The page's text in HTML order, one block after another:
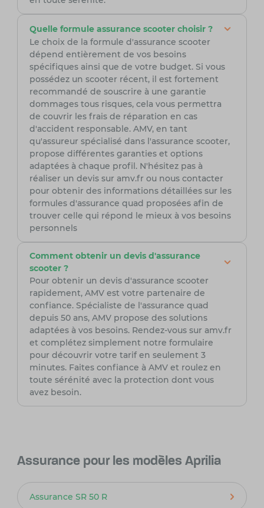
Quelle formule assurance scooter choisir ?
Le choix de la formule d'assurance scooter
dépend entièrement de vos besoins
spécifiques ainsi que de votre budget. Si vous
possédez un scooter récent, il est fortement
recommandé de souscrire à une garantie
dommages tous risques, cela vous permettra
de couvrir les frais de réparation en cas
d'accident responsable. AMV, en tant
qu'assureur spécialisé dans l'assurance scooter,
propose différentes garanties et options
adaptées à chaque profil. N'hésitez pas à
réaliser un devis sur amv.fr ou nous contacter
pour obtenir des informations détaillées sur les
formules d'assurance quad proposées afin de
trouver celle qui répond le mieux à vos besoins
personnels
Comment obtenir un devis d'assurance
scooter ?
Pour obtenir un devis d'assurance scooter
rapidement, AMV est votre partenaire de
confiance. Spécialiste de l'assurance quad
depuis 50 ans, AMV propose des solutions
adaptées à vos besoins. Rendez-vous sur amv.fr
et complétez simplement notre formulaire
pour découvrir votre tarif en seulement 3
minutes. Faites confiance à AMV et roulez en
toute sérénité avec la protection dont vous
avez besoin.
Assurance pour les modèles Aprilia
Assurance SR 50 R